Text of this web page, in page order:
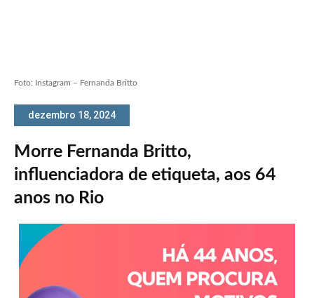
Foto: Instagram – Fernanda Britto
dezembro 18, 2024
Morre Fernanda Britto,
influenciadora de etiqueta, aos 64
anos no Rio